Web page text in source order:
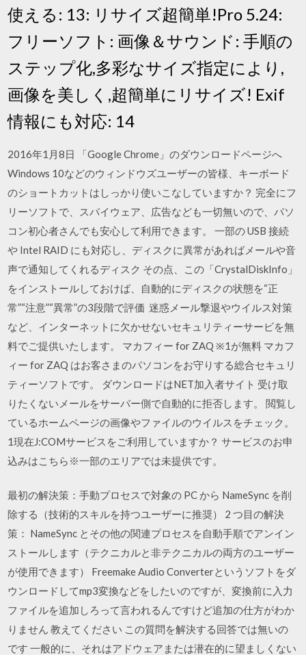
使える: 13: リサイズ超簡単!Pro 5.24:
フリーソフト: 画像＆サウンド: 手順の
ステップ化,多彩なサイズ指定により,
画像を美しく,超簡単にリサイズ! Exif
情報にも対応: 14
2016年1月8日 「Google Chrome」のダウンロードページへ
Windows 10などのウィンドウズユーザーの皆様、キーボード
のショートカットはしっかり使いこなしていますか？ 完全にフ
リーソフトで、スパイウェア、広告なども一切無いので、パソ
コン初心者さんでも安心して利用できます。 一部の USB 接続
や Intel RAID にも対応し、ディスクに異常があればメールや音
声で通知してくれるディスク その点、この「CrystalDiskInfo」
をインストールしておけば、自動的にディスクの状態を“正
常”“注意”“異常”の3段階で評価 迷惑メール撃退やウイルス対策
など、インターネットに欠かせないセキュリティーサービを無
料でご提供いたします。 マカフィー for ZAQ ※1が無料 マカフ
ィー for ZAQ はお客さまのパソコンをお守りする総合セキュリ
ティーソフトです。 ダウンロードはNET加入者サイト 受け取
りたくないメールをサーバー側で自動的に拒否します。 閲覧し
ているホームページの画像やファイルのウイルスをチェック。
1現在J:COMサービスをご利用していますか？ サービスのお申
込みはこちら※一部のエリアでは未提供です。
最初の解決策：手動プロセスで対象の PC から NameSync を削
除する（技術的スキルを持つユーザーに推奨） 2 つ目の解決
策： NameSync とその他の関連プロセスを自動手順でアンイン
ストールします（テクニカルと非テクニカルの両方のユーザー
が使用できます） Freemake Audio Converterというソフトをダ
ウンロードしてmp3変換などをしたいのですが、変換前に入力
ファイルを追加しろって言われるんですけど追加の仕方がわか
りません 教えてください この質問を解決する回答では無いの
です 一般的に、それはアドウェアまたは潜在的に望ましくない